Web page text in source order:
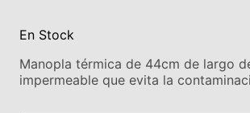
En Stock
Manopla térmica de 44cm de largo
impermeable que evita la